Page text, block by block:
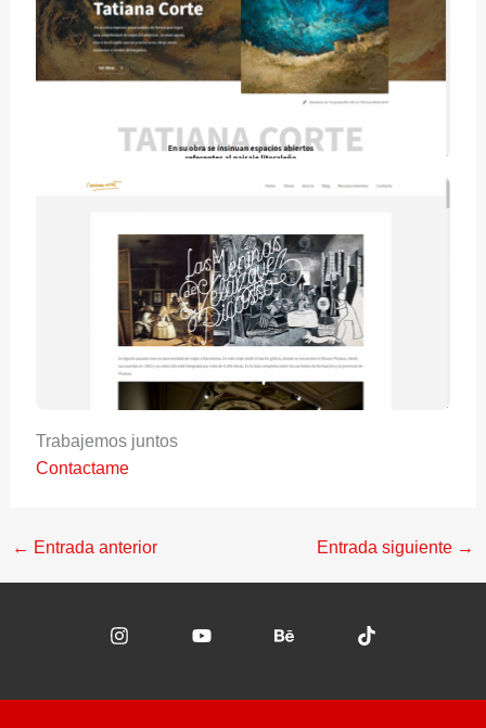
Trabajemos juntos
Contactame
← Entrada anterior Entrada siguiente →